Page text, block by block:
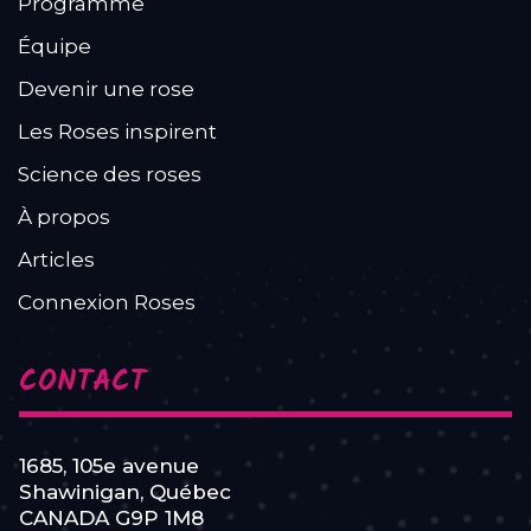
Équipe
Devenir une rose
Les Roses inspirent
Science des roses
À propos
Articles
Connexion Roses
CONTACT
1685, 105e avenue
Shawinigan, Québec
CANADA G9P 1M8